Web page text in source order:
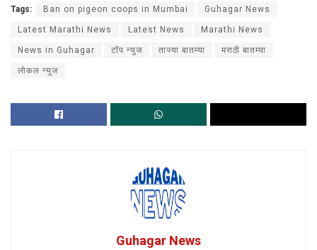
Tags: Ban on pigeon coops in Mumbai Guhagar News
Latest Marathi News Latest News Marathi News
News in Guhagar टॉप न्युज ताज्या बातम्या मराठी बातम्या
लोकल न्युज
Guhagar News